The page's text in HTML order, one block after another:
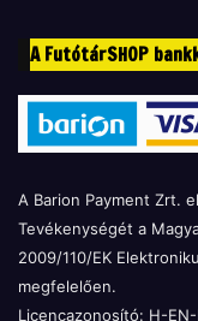
A FutótárSHOP
A Barion Payment Zrt.
Tevékenységét a
2009/110/EK
megfelelően.
Licencazonosító: H-